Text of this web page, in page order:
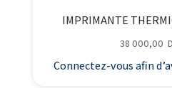
IMPRIMANTE
38 000,00
Connectez-vous afin